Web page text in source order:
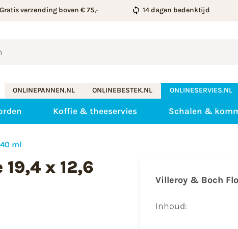
Gratis verzending boven € 75,- 14 dagen bedenktijd
ONLINEPANNEN.NL ONLINEBESTEK.NL ONLINESERVIES.NL
Koffie & theeservies Schalen &
ml
x 12,6
Villeroy & Boch
Inhoud: